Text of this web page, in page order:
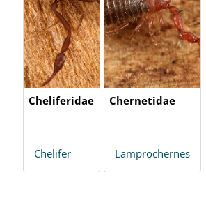
Cheliferidae
Chelifer
Chernetidae
Lamprochernes